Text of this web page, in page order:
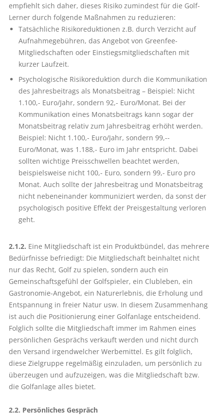
empfiehlt sich daher, dieses Risiko zumindest für die Golf-
Lerner durch folgende Maßnahmen zu reduzieren:
Tatsächliche Risikoreduktionen z.B. durch Verzicht auf
Aufnahmegebühren, das Angebot von Greenfee-
Mitgliedschaften oder Einstiegsmitgliedschaften mit
kurzer Laufzeit.
Psychologische Risikoreduktion durch die Kommunikation
des Jahresbeitrags als Monatsbeitrag – Beispiel: Nicht
1.100,- Euro/Jahr, sondern 92,- Euro/Monat. Bei der
Kommunikation eines Monatsbeitrags kann sogar der
Monatsbeitrag relativ zum Jahresbeitrag erhöht werden.
Beispiel: Nicht 1.100,- Euro/Jahr, sondern 99,--
Euro/Monat, was 1.188,- Euro im Jahr entspricht. Dabei
sollten wichtige Preisschwellen beachtet werden,
beispielsweise nicht 100,- Euro, sondern 99,- Euro pro
Monat. Auch sollte der Jahresbeitrag und Monatsbeitrag
nicht nebeneinander kommuniziert werden, da sonst der
psychologisch positive Effekt der Preisgestaltung verloren
geht.
2.1.2. Eine Mitgliedschaft ist ein Produktbündel, das mehrere
Bedürfnisse befriedigt: Die Mitgliedschaft beinhaltet nicht
nur das Recht, Golf zu spielen, sondern auch ein
Gemeinschaftsgefühl der Golfspieler, ein Clubleben, ein
Gastronomie-Angebot, ein Naturerlebnis, die Erholung und
Entspannung in freier Natur usw. In diesem Zusammenhang
ist auch die Positionierung einer Golf­anlage entscheidend.
Folglich sollte die Mitgliedschaft immer im Rahmen eines
persönlichen Gesprächs verkauft werden und nicht durch
den Versand irgendwelcher Werbemittel. Es gilt folglich,
diese Zielgruppe regelmäßig einzuladen, um persönlich zu
überzeugen und aufzuzeigen, was die Mitgliedschaft bzw.
die Golfanlage alles bietet.
2.2. Persönliches Gespräch